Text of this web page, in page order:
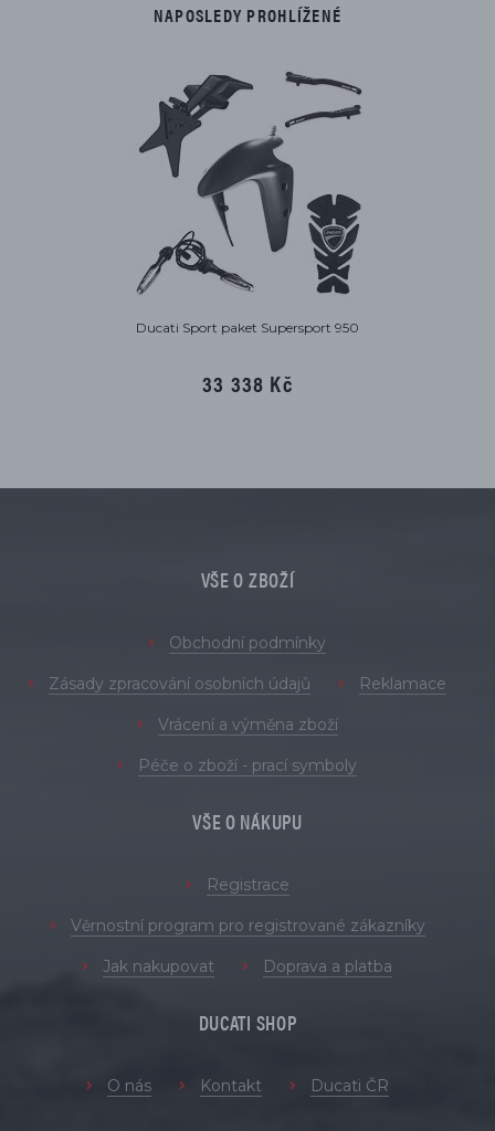
NAPOSLEDY PROHLÍŽENÉ
Ducati Sport paket Supersport 950
33 338 Kč
VŠE O ZBOŽÍ
Obchodní podmínky
Zásady zpracování osobních údajů Reklamace
Vrácení a výměna zboží
Péče o zboží - prací symboly
VŠE O NÁKUPU
Registrace
Věrnostní program pro registrované zákazníky
Jak nakupovat Doprava a platba
DUCATI SHOP
O nás Kontakt Ducati ČR